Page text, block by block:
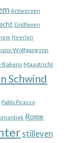
Antwerpen
Eindhoven
Heerlen
Wolfgang von
Bakens Maastricht
Schwind
Pablo Picasso
Rome
stilleven